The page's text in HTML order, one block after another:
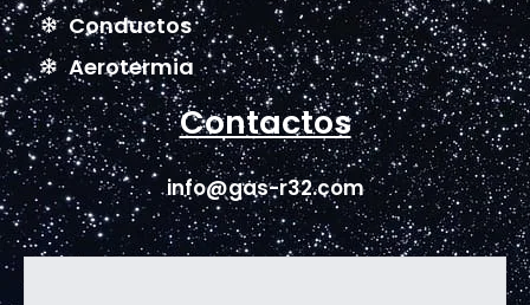
Conductos
Aerotermia
Contactos
info@gas-r32.com